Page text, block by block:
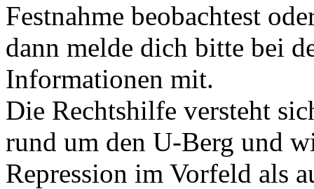
Festnahme beobachtest
dann melde dich bitte bei
Informationen mit.
Die Rechtshilfe versteht
rund um den U-Berg und
Repression im Vorfeld als